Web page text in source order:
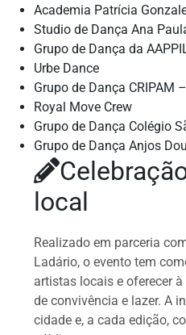
Academia Patrícia
Studio de Dança Ana
Grupo de Dança da
Urbe Dance
Grupo de Dança CRIPAM
Royal Move Crew
Grupo de Dança Colégio
Grupo de Dança Anjos
local
Realizado em parceria
Ladário, o evento tem
artistas locais e oferecer
de convivência e lazer. A
cidade e, a cada edição,